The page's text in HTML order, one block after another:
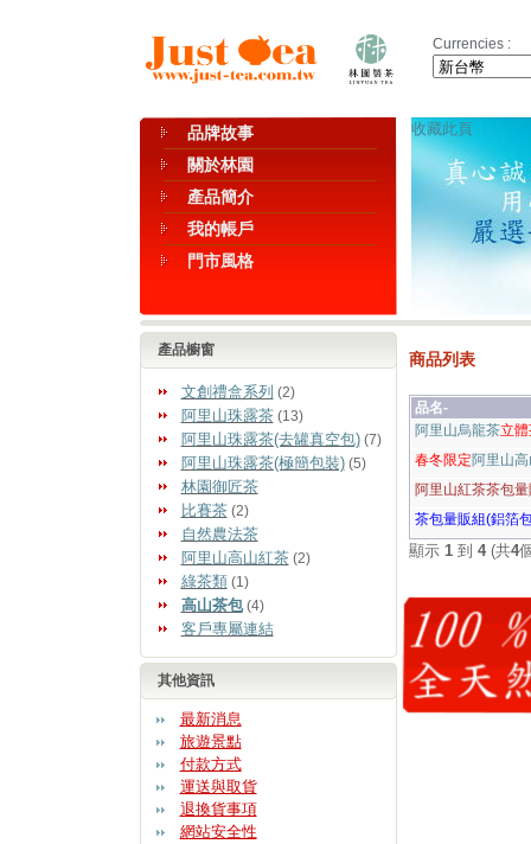
Currencies :
品牌故事
關於林園
產品簡介
我的帳戶
門市風格
收藏此頁
產品櫥窗
文創禮盒系列 (2)
阿里山珠露茶(13)
阿里山珠露茶(去罐真空包)(7)
阿里山珠露茶(極簡包裝)(5)
林園御匠茶
比賽茶(2)
自然農法茶
阿里山高山紅茶(2)
綠茶類 (1)
高山茶包(4)
客戶專屬連結
其他資訊
最新消息
旅遊景點
付款方式
運送與取貨
退換貨事項
網站安全性
商品列表
品名-
阿里山烏龍茶立
春冬限定阿里山
阿里山紅茶茶包
茶包量販組(鋁箔
顯示 1到 4(共4